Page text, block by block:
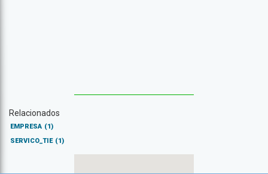
Relacionados
EMPRESA (1)
SERVICO_TIE (1)